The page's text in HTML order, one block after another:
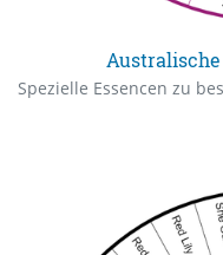
Spezielle Essencen zu